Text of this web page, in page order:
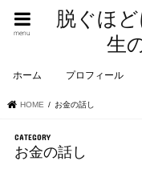
脱ぐほ
生
menu
ホーム プロフィール
HOME お金の話し
お金の話し